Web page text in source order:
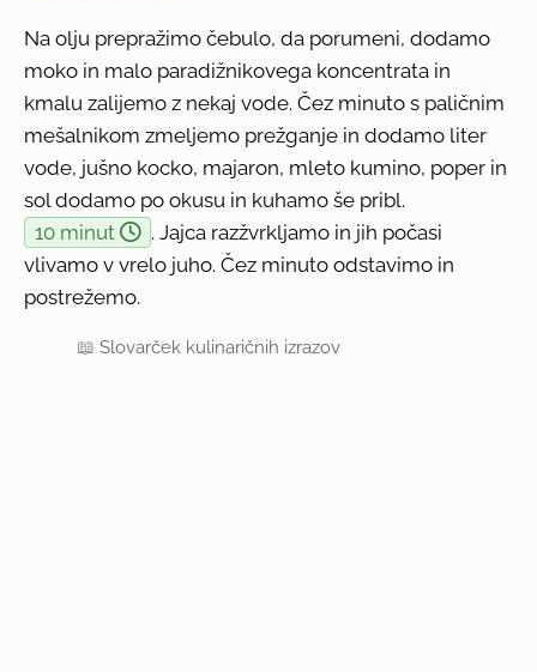
Na olju prepražimo čebulo, da porumeni, dodamo
moko in malo paradižnikovega koncentrata in
kmalu zalijemo z nekaj vode. Čez minuto s paličnim
mešalnikom zmeljemo prežganje in dodamo liter
vode, jušno kocko, majaron, mleto kumino, poper in
sol dodamo po okusu in kuhamo še pribl.
10 minut
. Jajca razžvrkljamo in jih počasi
vlivamo v vrelo juho. Čez minuto odstavimo in
postrežemo.
📖Slovarček kulinaričnih izrazov